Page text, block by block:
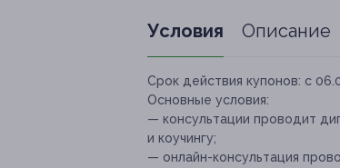
Условия Описание
Срок действия купонов: с
Основные условия:
— консультации проводит
и коучингу;
— онлайн-консультация